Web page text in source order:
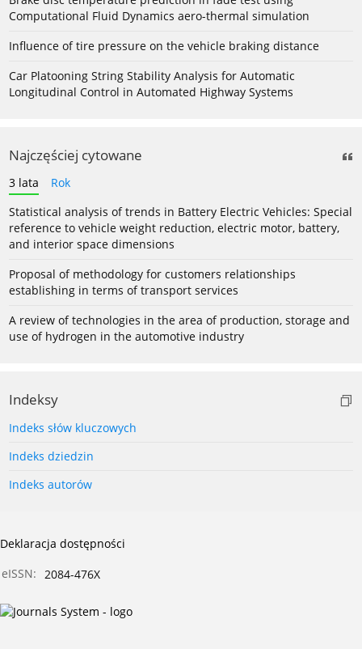
Computational Fluid Dynamics aero-thermal simulation
Influence of tire pressure on the vehicle braking distance
Car Platooning String Stability Analysis for Automatic
Longitudinal Control in Automated Highway Systems
Najczęściej cytowane
3 lata
Rok
Statistical analysis of trends in Battery Electric Vehicles: Special
reference to vehicle weight reduction, electric motor, battery,
and interior space dimensions
Proposal of methodology for customers relationships
establishing in terms of transport services
A review of technologies in the area of production, storage and
use of hydrogen in the automotive industry
Indeksy
Indeks słów kluczowych
Indeks dziedzin
Indeks autorów
Deklaracja dostępności
eISSN:
2084-476X